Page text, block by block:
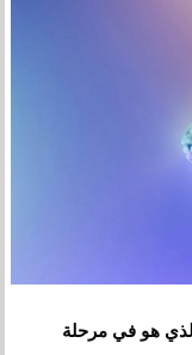
هو في مرحلة